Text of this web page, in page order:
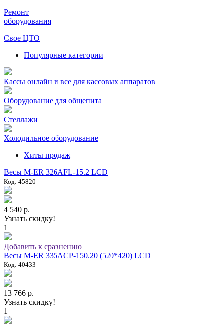
Ремонт
оборудования
Свое ЦТО
Популярные категории
Кассы онлайн и все для кассовых аппаратов
Оборудование для общепита
Стеллажи
Холодильное оборудование
Хиты продаж
Весы M-ER 326AFL-15.2 LCD
Код: 45820
4 540 р.
Узнать скидку!
1
Добавить к сравнению
Весы M-ER 335ACP-150.20 (520*420) LCD
Код: 40433
13 766 р.
Узнать скидку!
1